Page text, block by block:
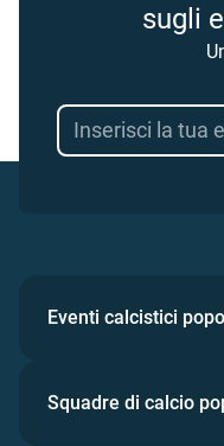
sugli
Eventi calcistici
Squadre di calcio